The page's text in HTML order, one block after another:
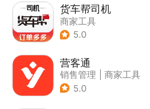
货车帮司机
商家工具
5.0
营客通
销售管理
商家工具
5.0